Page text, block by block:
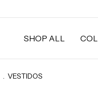
SHOP ALL
. VESTIDOS